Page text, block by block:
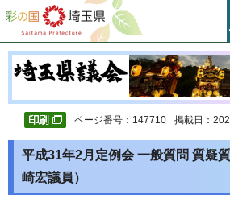
彩の国 埼玉県
ページ番号：147710 掲載日：
平成31年2月定例会 一般質問 質疑
崎宏議員）